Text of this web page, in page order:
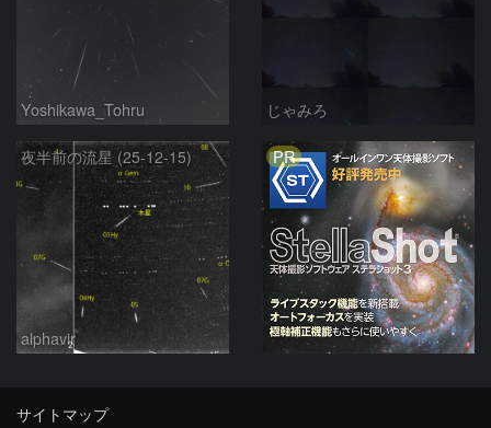
Yoshikawa_Tohru じゃみろ
夜半前の流星 (25-12-15)
alphavir
PR
サイトマップ